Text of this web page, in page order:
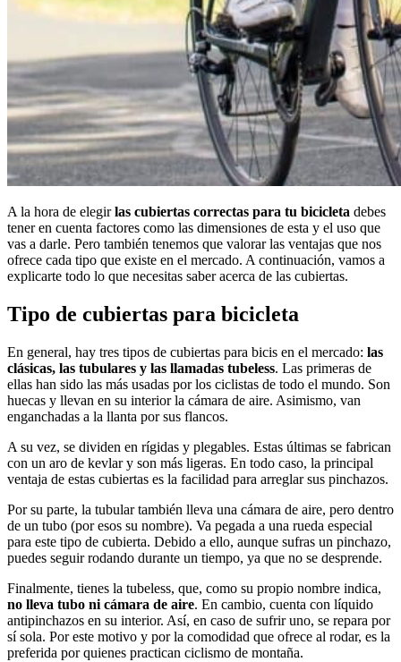
A la hora de elegirlas cubiertas correctas para tu bicicleta debes
tener en cuenta factores como las dimensiones de esta y el uso que
vas a darle. Pero también tenemos que valorar las ventajas que nos
ofrece cada tipo que existe en el mercado. A continuación, vamos a
explicarte todo lo que necesitas saber acerca de las cubiertas.
Tipo de cubiertas para bicicleta
En general, hay tres tipos de cubiertas para bicis en el mercado: las
clásicas, las tubulares y las llamadas tubeless. Las primeras de
ellas han sido las más usadas por los ciclistas de todo el mundo. Son
huecas y llevan en su interior la cámara de aire. Asimismo, van
enganchadas a la llanta por sus flancos.
A su vez, se dividen en rígidas y plegables. Estas últimas se fabrican
con un aro de kevlar y son más ligeras. En todo caso, la principal
ventaja de estas cubiertas es la facilidad para arreglar sus pinchazos.
Por su parte, la tubular también lleva una cámara de aire, pero dentro
de un tubo (por esos su nombre). Va pegada a una rueda especial
para este tipo de cubierta. Debido a ello, aunque sufras un pinchazo,
puedes seguir rodando durante un tiempo, ya que no se desprende.
Finalmente, tienes la tubeless, que, como su propio nombre indica,
no lleva tubo ni cámara de aire. En cambio, cuenta con líquido
antipinchazos en su interior. Así, en caso de sufrir uno, se repara por
sí sola. Por este motivo y por la comodidad que ofrece al rodar, es la
preferida por quienes practican ciclismo de montaña.